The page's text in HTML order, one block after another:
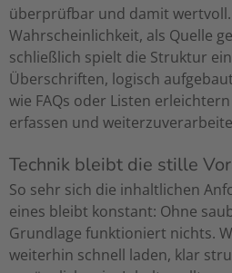
überprüfbar und damit
Wahrscheinlichkeit, als Quelle
schließlich spielt die Struktur
Überschriften, logisch
wie FAQs oder Listen
erfassen und
Technik bleibt die stille
So sehr sich die inhaltlichen
eines bleibt konstant: Ohne
Grundlage funktioniert nichts.
weiterhin schnell laden, klar